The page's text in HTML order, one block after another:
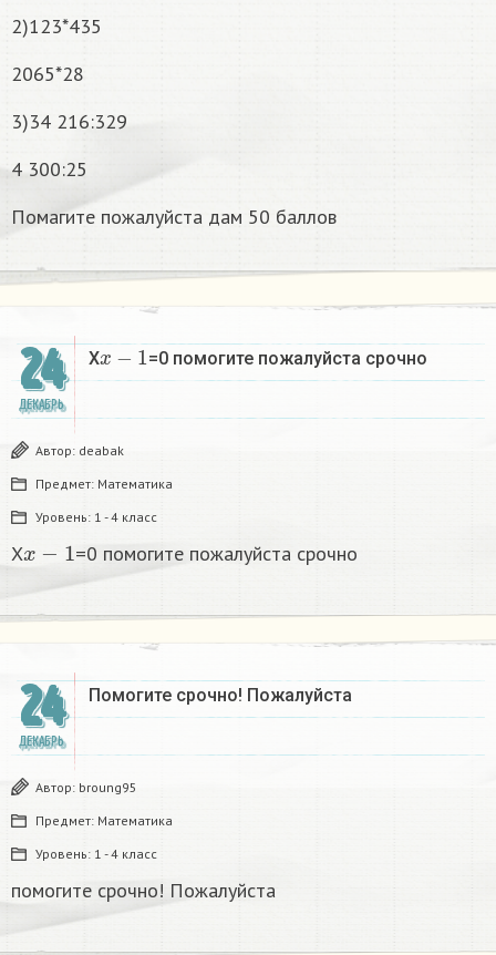
2)123*435
2065*28
3)34 216:329
4 300:25
Помагите пожалуйста дам 50 баллов
24
ДЕКАБРЬ
X
x−1
=0 помогите пожалуйста срочно
Автор: deabak
Предмет: Математика
Уровень: 1 - 4 класс
X =0 помогите пожалуйста срочно
24
ДЕКАБРЬ
Помогите срочно! Пожалуйста
Автор: broung95
Предмет: Математика
Уровень: 1 - 4 класс
помогите срочно! Пожалуйста